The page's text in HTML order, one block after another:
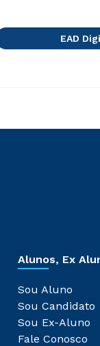
EAD
Alunos, Ex
Sou Aluno
Sou Candidato
Sou Ex-Aluno
Fale Conosco